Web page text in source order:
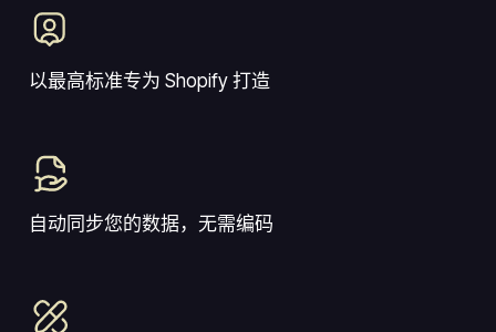
以最高标准专为 Shopify 打造
自动同步您的数据，无需编码